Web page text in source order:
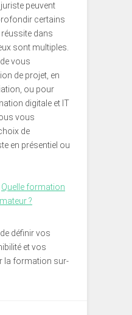
peuvent
certains
dans
sont multiples.
vous
de projet, en
ou pour
digitale et IT
vous
de
en présentiel ou
Quelle formation
?
définir vos
et vos
la formation sur-